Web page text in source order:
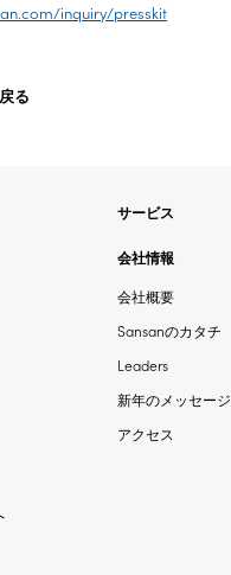
inquiry/presskit
る
サービス
会社情報
会社概要
Sansanのカタチ
Leaders
新年のメッセージ
アクセス